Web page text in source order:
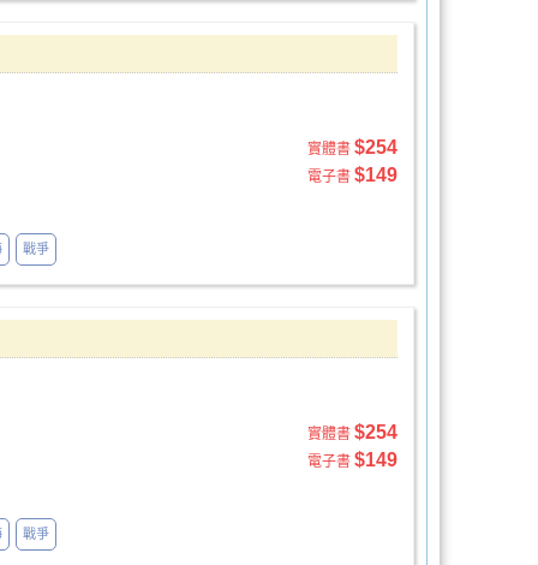
實體書 $254
電子書 $149
戰爭
實體書 $254
電子書 $149
戰爭